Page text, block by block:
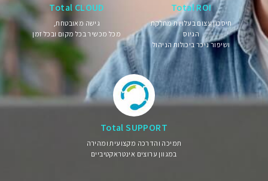
Total ROI
חיסכון עצום בעלויות מחלקת
הגיוס
ושיפור ניכר ביכולות הניהול
Total CLOUD
גישה מאובטחת,
מכל מכשיר בכל מקום ובכל זמן
Total SUPPORT
תמיכה והדרכה מקצועית ומהירה
במגוון ערוצים אינטראקטיביים